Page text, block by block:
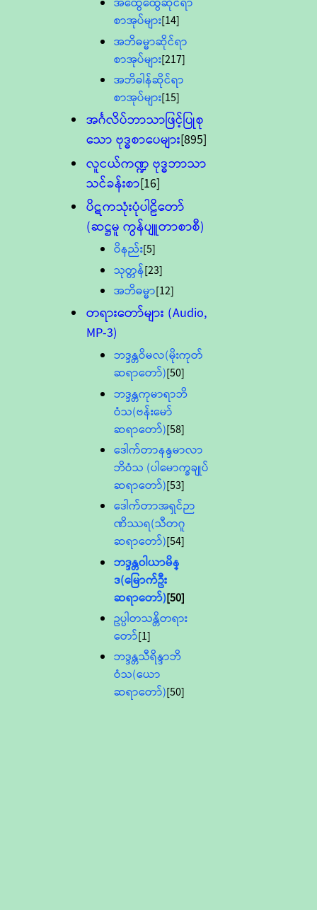
စာအုပ်များ[14]
အဘိဓမ္မာဆိုင်ရာ
စာအုပ်များ[217]
အဘိဓါန်ဆိုင်ရာ
စာအုပ်များ[15]
အင်္ဂလိပ်ဘာသာဖြင့်ပြုစု
သော ဗုဒ္ဓစာပေများ[895]
လူငယ်ကဏ္ဍ ဗုဒ္ဓဘာသာ
သင်ခန်းစာ[16]
ပိဋကသုံးပုံပါဠိတော်
(ဆဋ္ဌမူ ကွန်ပျူတာစာစီ)
ဝိနည်း[5]
သုတ္တန်[23]
အဘိဓမ္မာ[12]
တရားတော်များ (Audio,
MP-3)
ဘဒ္ဒန္တဝိမလ(မိုးကုတ်
ဆရာတော်)[50]
ဘဒ္ဒန္တကုမာရာဘိ
ဝံသ(ဗန်းမော်
ဆရာတော်)[58]
ဒေါက်တာနန္ဒမာလာ
ဘိဝံသ (ပါမောက္ခချုပ်
ဆရာတော်)[53]
ဒေါက်တာအရှင်ဉာ
ဏိဿရ(သီတဂူ
ဆရာတော်)[54]
ဘဒ္ဒန္တဝါယာမိန္
ဒ(မြောက်ဦး
ဆရာတော်)[50]
ဥပ္ပါတသန္တိတရား
တော်[1]
ဘဒ္ဒန္တသီရိန္ဒာဘိ
ဝံသ(ယော
ဆရာတော်)[50]